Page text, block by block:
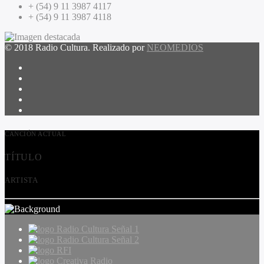
+ (54) 9 11 3987 4117
+ (54) 9 11 3987 4118
© 2018 Radio Cultura. Realizado por NEOMEDIOS
CANCIÓN ACTUAL
TÍTULO
ARTISTA
Radio Cultura Señal 1
Radio Cultura Señal 2
RFI
Creativa Radio